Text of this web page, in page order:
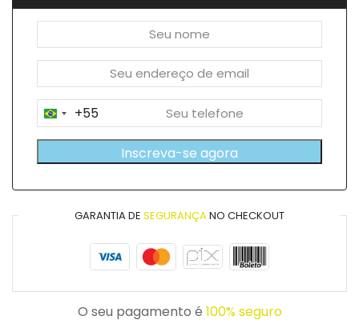
Brazil
+55
+55
Inscreva-se agora
GARANTIA DE SEGURANÇANO CHECKOUT
O seu pagamento é 100% seguro